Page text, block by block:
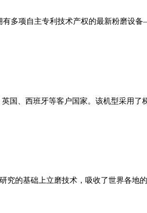
多项自主专利技术产权的最新粉磨设
国、西班牙等客户国家。该机型采用
究的基础上立磨技术，吸收了世界各